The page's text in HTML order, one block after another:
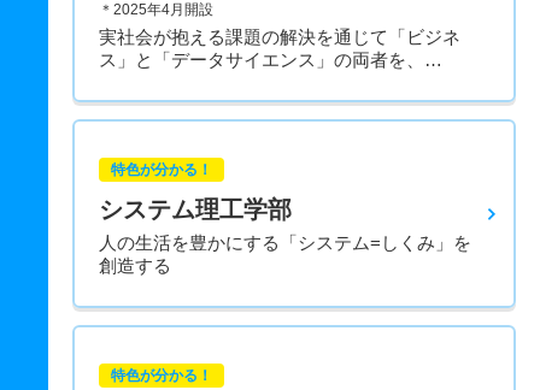
＊2025年4月開設
実社会が抱える課題の解決を通じて「ビジネ
ス」と「データサイエンス」の両者を、…
特色が分かる！
システム理工学部
人の生活を豊かにする「システム=しくみ」を
創造する
特色が分かる！